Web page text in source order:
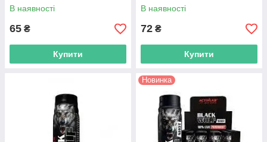
В наявності
65 ₴
Купити
В наявності
72 ₴
Купити
Новинка